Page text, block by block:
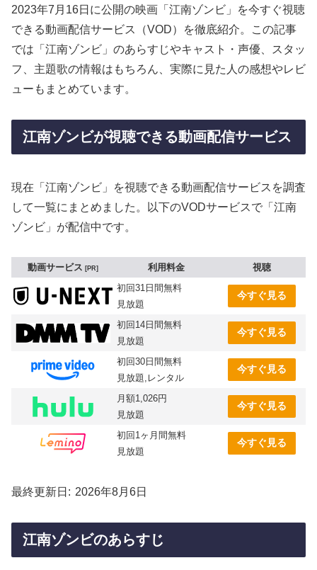
2023年7月16日に公開の映画「江南ゾンビ」を今すぐ視聴
できる動画配信サービス（VOD）を徹底紹介。この記事
では「江南ゾンビ」のあらすじやキャスト・声優、スタッ
フ、主題歌の情報はもちろん、実際に見た人の感想やレビ
ューもまとめています。
江南ゾンビが視聴できる動画配信サービス
現在「江南ゾンビ」を視聴できる動画配信サービスを調査
して一覧にまとめました。以下のVODサービスで「江南
ゾンビ」が配信中です。
動画サービス PR 利用料金
視聴
初回31日間無料
見放題
今すぐ見る
初回14日間無料
見放題
今すぐ見る
初回30日間無料
見放題,レンタル
今すぐ見る
月額1,026円
見放題
今すぐ見る
初回1ヶ月間無料
見放題
今すぐ見る
最終更新日 2026年8月6日
江南ゾンビのあらすじ